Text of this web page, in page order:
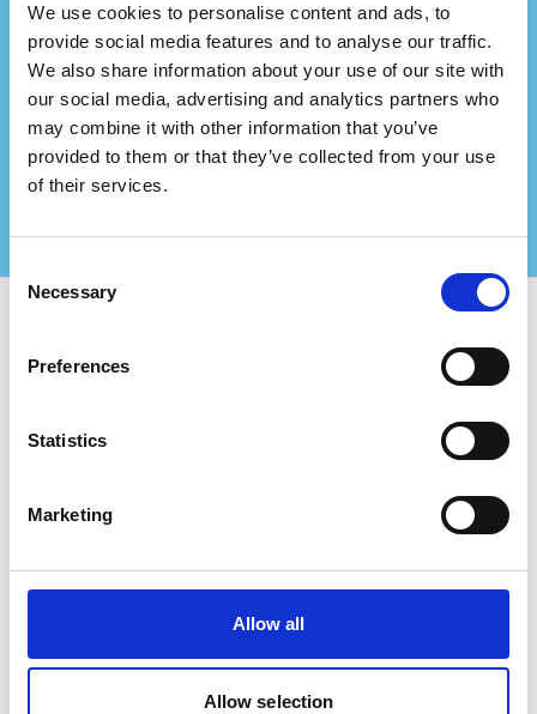
We use cookies to personalise content and ads, to
provide social media features and to analyse our traffic.
We also share information about your use of our site with
our social media, advertising and analytics partners who
may combine it with other information that you’ve
provided to them or that they’ve collected from your use
of their services.
Selection
Necessary
Preferences
Statistics
Marketing
Allow all
Allow selection
Representerer du et
konsulentfirma?
Partner med oss og skap enda større verdi for
dine sertifiserte kunder!
Kontakt oss for mer informasjon
Certifiqat-merket
Faktura/Fakturering
Kontakt supportteamet
For partnere: